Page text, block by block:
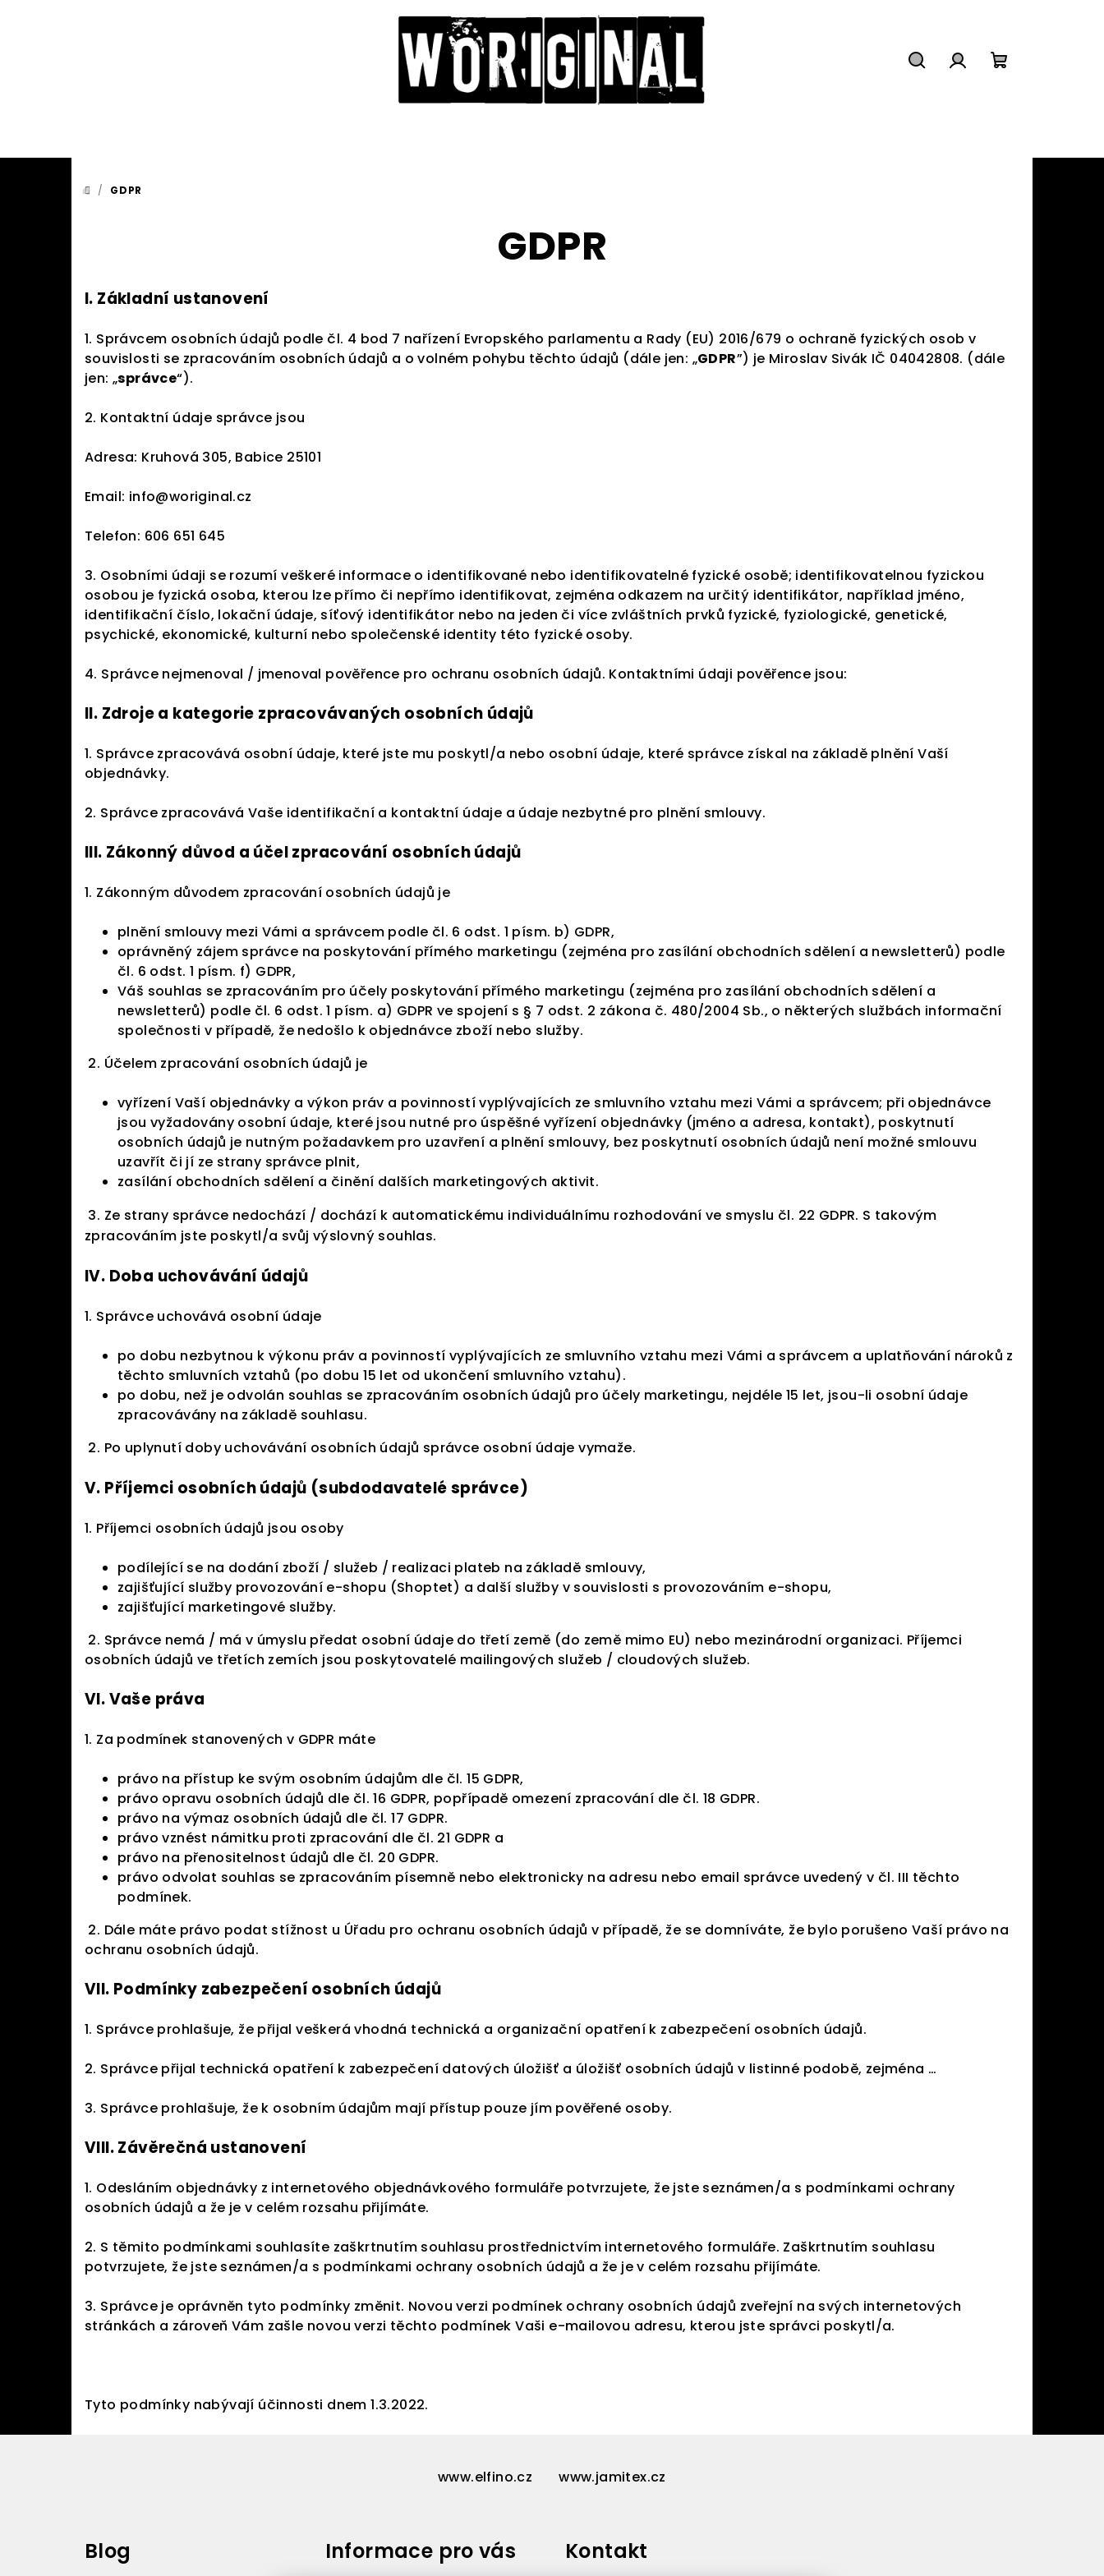
DOMŮ
/ GDPR
GDPR
I. Základní ustanovení
1. Správcem osobních údajů podle čl. 4 bod 7 nařízení Evropského parlamentu a Rady (EU) 2016/679 o ochraně fyzických osob v
souvislosti se zpracováním osobních údajů a o volném pohybu těchto údajů (dále jen: „GDPR”) je Miroslav Sivák IČ 04042808. (dále
jen: „správce“).
2. Kontaktní údaje správce jsou
Adresa: Kruhová 305, Babice 25101
Email: info@woriginal.cz
Telefon: 606 651 645
3. Osobními údaji se rozumí veškeré informace o identifikované nebo identifikovatelné fyzické osobě; identifikovatelnou fyzickou
osobou je fyzická osoba, kterou lze přímo či nepřímo identifikovat, zejména odkazem na určitý identifikátor, například jméno,
identifikační číslo, lokační údaje, síťový identifikátor nebo na jeden či více zvláštních prvků fyzické, fyziologické, genetické,
psychické, ekonomické, kulturní nebo společenské identity této fyzické osoby.
4. Správce nejmenoval / jmenoval pověřence pro ochranu osobních údajů. Kontaktními údaji pověřence jsou:
II. Zdroje a kategorie zpracovávaných osobních údajů
1. Správce zpracovává osobní údaje, které jste mu poskytl/a nebo osobní údaje, které správce získal na základě plnění Vaší
objednávky.
2. Správce zpracovává Vaše identifikační a kontaktní údaje a údaje nezbytné pro plnění smlouvy.
III. Zákonný důvod a účel zpracování osobních údajů
1. Zákonným důvodem zpracování osobních údajů je
plnění smlouvy mezi Vámi a správcem podle čl. 6 odst. 1 písm. b) GDPR,
oprávněný zájem správce na poskytování přímého marketingu (zejména pro zasílání obchodních sdělení a newsletterů) podle
čl. 6 odst. 1 písm. f) GDPR,
Váš souhlas se zpracováním pro účely poskytování přímého marketingu (zejména pro zasílání obchodních sdělení a
newsletterů) podle čl. 6 odst. 1 písm. a) GDPR ve spojení s § 7 odst. 2 zákona č. 480/2004 Sb., o některých službách informační
společnosti v případě, že nedošlo k objednávce zboží nebo služby.
2. Účelem zpracování osobních údajů je
vyřízení Vaší objednávky a výkon práv a povinností vyplývajících ze smluvního vztahu mezi Vámi a správcem; při objednávce
jsou vyžadovány osobní údaje, které jsou nutné pro úspěšné vyřízení objednávky (jméno a adresa, kontakt), poskytnutí
osobních údajů je nutným požadavkem pro uzavření a plnění smlouvy, bez poskytnutí osobních údajů není možné smlouvu
uzavřít či jí ze strany správce plnit,
zasílání obchodních sdělení a činění dalších marketingových aktivit.
3. Ze strany správce nedochází / dochází k automatickému individuálnímu rozhodování ve smyslu čl. 22 GDPR. S takovým
zpracováním jste poskytl/a svůj výslovný souhlas.
IV. Doba uchovávání údajů
1. Správce uchovává osobní údaje
po dobu nezbytnou k výkonu práv a povinností vyplývajících ze smluvního vztahu mezi Vámi a správcem a uplatňování nároků z
těchto smluvních vztahů (po dobu 15 let od ukončení smluvního vztahu).
po dobu, než je odvolán souhlas se zpracováním osobních údajů pro účely marketingu, nejdéle 15 let, jsou-li osobní údaje
zpracovávány na základě souhlasu.
2. Po uplynutí doby uchovávání osobních údajů správce osobní údaje vymaže.
V. Příjemci osobních údajů (subdodavatelé správce)
1. Příjemci osobních údajů jsou osoby
podílející se na dodání zboží / služeb / realizaci plateb na základě smlouvy,
zajišťující služby provozování e-shopu (Shoptet) a další služby v souvislosti s provozováním e-shopu,
zajišťující marketingové služby.
2. Správce nemá / má v úmyslu předat osobní údaje do třetí země (do země mimo EU) nebo mezinárodní organizaci. Příjemci
osobních údajů ve třetích zemích jsou poskytovatelé mailingových služeb / cloudových služeb.
VI.Vaše práva
1. Za podmínek stanovených v GDPR máte
právo na přístup ke svým osobním údajům dle čl. 15 GDPR,
právo opravu osobních údajů dle čl. 16 GDPR, popřípadě omezení zpracování dle čl. 18 GDPR.
právo na výmaz osobních údajů dle čl. 17 GDPR.
právo vznést námitku proti zpracování dle čl. 21 GDPR a
právo na přenositelnost údajů dle čl. 20 GDPR.
právo odvolat souhlas se zpracováním písemně nebo elektronicky na adresu nebo email správce uvedený v čl. III těchto
podmínek.
2. Dále máte právo podat stížnost u Úřadu pro ochranu osobních údajů v případě, že se domníváte, že bylo porušeno Vaší právo na
ochranu osobních údajů.
VII. Podmínky zabezpečení osobních údajů
1. Správce prohlašuje, že přijal veškerá vhodná technická a organizační opatření k zabezpečení osobních údajů.
2. Správce přijal technická opatření k zabezpečení datových úložišť a úložišť osobních údajů v listinné podobě, zejména …
3. Správce prohlašuje, že k osobním údajům mají přístup pouze jím pověřené osoby.
VIII.Závěrečná ustanovení
1. Odesláním objednávky z internetového objednávkového formuláře potvrzujete, že jste seznámen/a s podmínkami ochrany
osobních údajů a že je v celém rozsahu přijímáte.
2. S těmito podmínkami souhlasíte zaškrtnutím souhlasu prostřednictvím internetového formuláře. Zaškrtnutím souhlasu
potvrzujete, že jste seznámen/a s podmínkami ochrany osobních údajů a že je v celém rozsahu přijímáte.
3. Správce je oprávněn tyto podmínky změnit. Novou verzi podmínek ochrany osobních údajů zveřejní na svých internetových
stránkách a zároveň Vám zašle novou verzi těchto podmínek Vaši e-mailovou adresu, kterou jste správci poskytl/a.
Tyto podmínky nabývají účinnosti dnem 1.3.2022.
www.elfino.cz www.jamitex.cz
Blog Informace pro vás Kontakt